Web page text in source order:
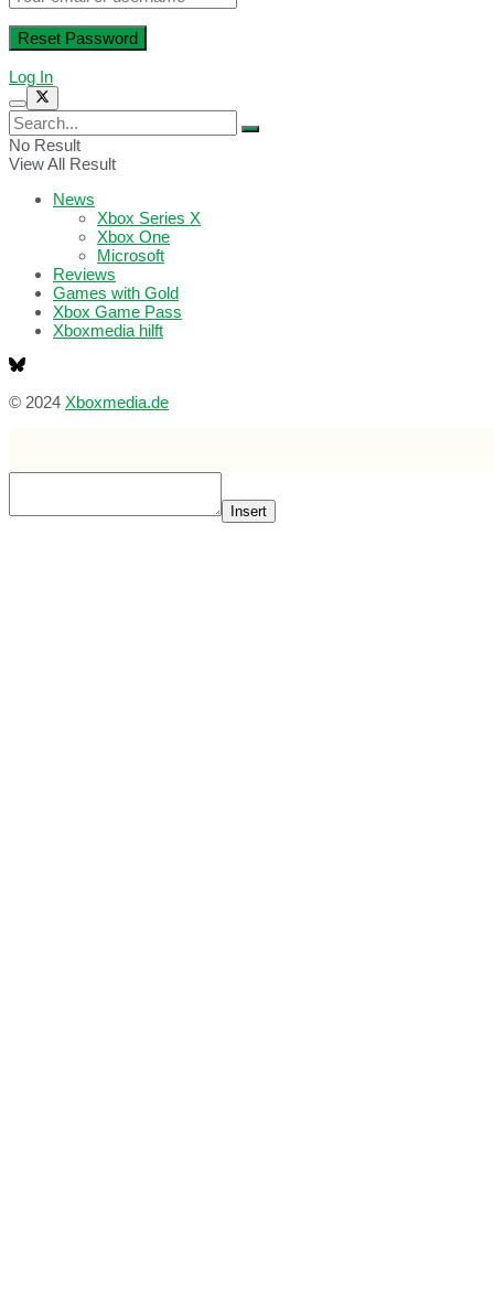
Log In
No Result
View All Result
News
Xbox Series X
Xbox One
Microsoft
Reviews
Games with Gold
Xbox Game Pass
Xboxmedia hilft
© 2024 Xboxmedia.de
Insert